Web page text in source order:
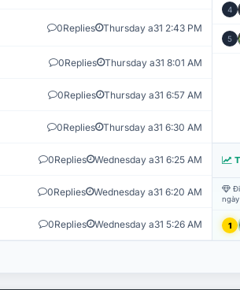
0Replies Thursday a31 2:43 PM
0Replies Thursday a31 8:01 AM
0Replies Thursday a31 6:57 AM
0Replies Thursday a31 6:30 AM
0Replies Wednesday a31 6:25 AM
0Replies Wednesday a31 6:20 AM
0Replies Wednesday a31 5:26 AM
4
5
1